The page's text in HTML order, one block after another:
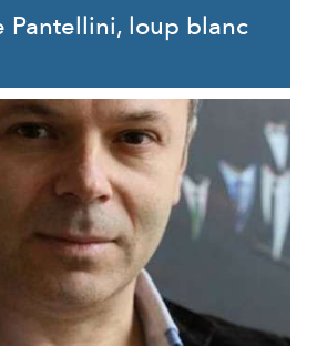
Pantellini, loup blanc